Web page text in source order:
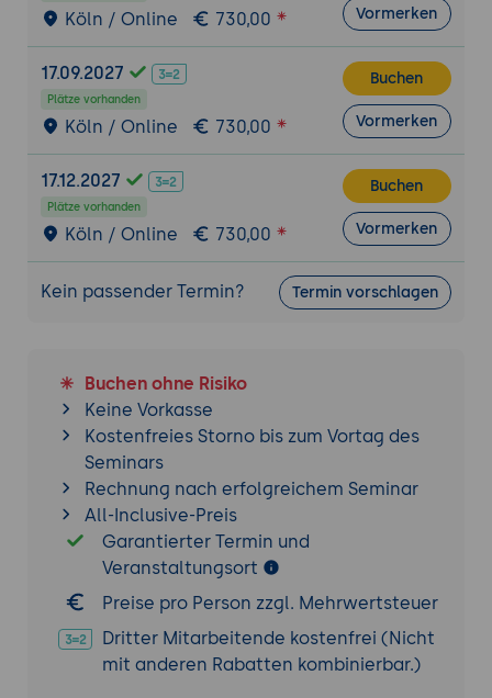
Köln / Online 730,00 Vormerken
17.09.2027
Plätze vorhanden
Köln / Online 730,00
Buchen
Vormerken
17.12.2027
Plätze vorhanden
Köln / Online 730,00
Buchen
Vormerken
Kein passender Termin? Termin vorschlagen
Buchen ohne Risiko
Keine Vorkasse
Kostenfreies Storno bis zum Vortag des
Seminars
Rechnung nach erfolgreichem Seminar
All-Inclusive-Preis
Garantierter Termin und
Veranstaltungsort
Preise pro Person zzgl. Mehrwertsteuer
Dritter Mitarbeitende kostenfrei (Nicht
mit anderen Rabatten kombinierbar.)